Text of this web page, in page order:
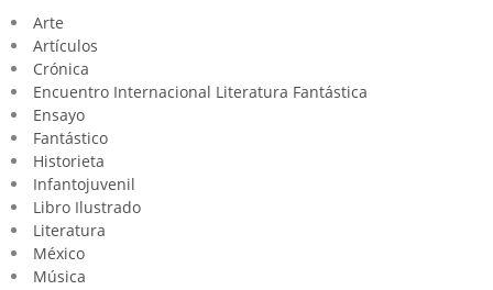
Arte
Artículos
Crónica
Encuentro Internacional Literatura Fantástica
Ensayo
Fantástico
Historieta
Infantojuvenil
Libro Ilustrado
Literatura
México
Música